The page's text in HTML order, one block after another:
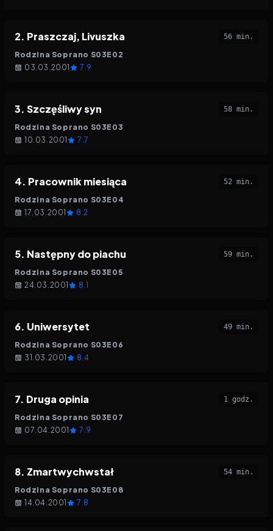
2. Praszczaj, Livuszka 56 min.
Rodzina Soprano S03E 02
03.03.2001
7.9
3. Szczęśliwy syn 58 min.
Rodzina Soprano S03E 03
10.03.2001
7.7
4. Pracownik miesiąca 52 min.
Rodzina Soprano S03E 04
17.03.2001
8.2
5. Następny do piachu 59 min.
Rodzina Soprano S03E 05
24.03.2001
8.1
6. Uniwersytet 49 min.
Rodzina Soprano S03E 06
31.03.2001
8.4
7. Druga opinia 1 godz.
Rodzina Soprano S03E 07
07.04.2001
7.9
8. Zmartwychwstał 54 min.
Rodzina Soprano S03E 08
14.04.2001
7.8